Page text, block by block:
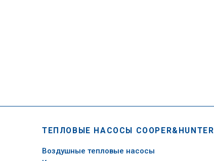
ТЕПЛОВЫЕ НАСОСЫ COOPER&HUNTER
Воздушные тепловые насосы